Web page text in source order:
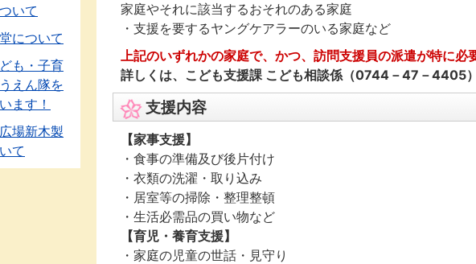
いて
について
も・子育
えん隊を
ます！
場新木製
て
家庭やそれに該当するおそれのある家庭
・支援を要するヤングケアラーのいる家庭など
上記のいずれかの家庭で、かつ、訪問支援員の派遣が特に必
詳しくは、こども支援課 こども相談係（0744－47－4405）
支援内容
【家事支援】
・食事の準備及び後片付け
・衣類の洗濯・取り込み
・居室等の掃除・整理整頓
・生活必需品の買い物など
【育児・養育支援】
・家庭の児童の世話・見守り